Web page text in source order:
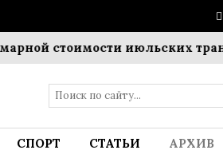
июльских трансферов
СПОРТ СТАТЬИ АРХИВ